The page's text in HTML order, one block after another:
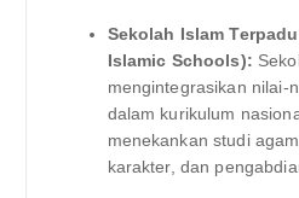
Sekolah Islam
Islamic Schools):
mengintegrasikan nilai-
dalam kurikulum
menekankan studi
karakter, dan